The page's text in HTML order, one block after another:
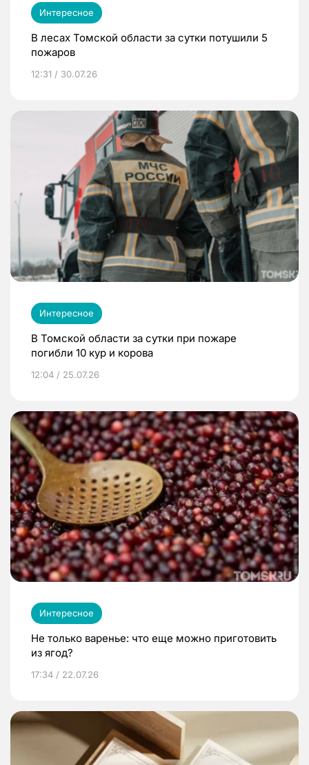
Интересное
В лесах Томской области за сутки потушили 5
пожаров
12:31 / 30.07.26
Интересное
В Томской области за сутки при пожаре
погибли 10 кур и корова
12:04 / 25.07.26
Интересное
Не только варенье: что еще можно приготовить
из ягод?
17:34 / 22.07.26